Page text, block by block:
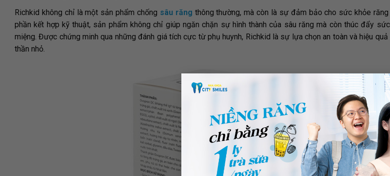
Richkid không chỉ là một sản phẩm chống sâu răng thông thường, mà còn là sự đảm bảo cho sức khỏe răng
phần kết hợp kỹ thuật, sản phẩm không chỉ giúp ngăn chặn sự hình thành của sâu răng mà còn thúc đẩy
miệng. Được chứng minh qua những đánh giá tích cực từ phụ huynh, Richkid là sự lựa chọn an toàn và hiệu
thần nhỏ.